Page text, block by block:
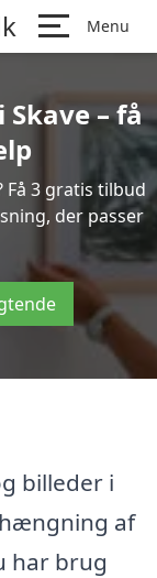
Menu
– få
Få 3 gratis tilbud
der passer
billeder i
af
har brug